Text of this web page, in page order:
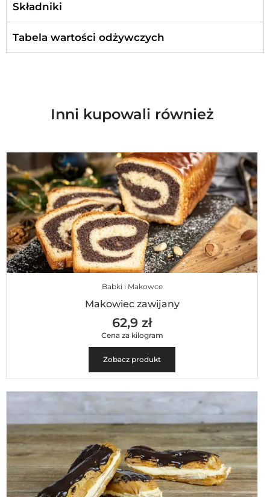
Składniki
Tabela wartości odżywczych
Inni kupowali również
Babki i Makowce
Makowiec zawijany
62,9 zł
Cena za kilogram
Zobacz produkt